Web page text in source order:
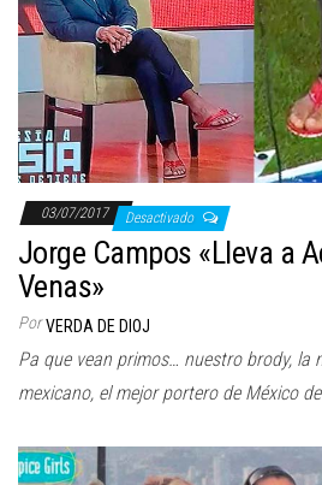
03/07/2017 Desactivado
Jorge Campos «Lleva a
Venas»
Por VERDA DE DIOJ
Pa que vean primos… nuestro brody, la
mexicano, el mejor portero de México